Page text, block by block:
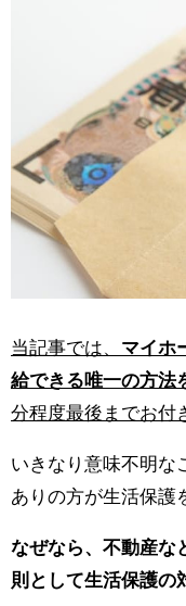
当記事では、 マイホ
給できる唯一の方法
分程度最後までお付
いきなり意味不明な
ありの方が生活保護
なぜなら、不動産な
則として生活保護の